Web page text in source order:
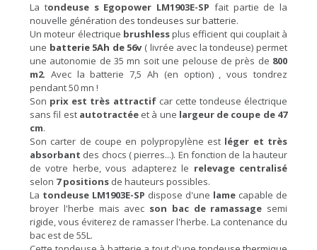
La tondeuse s Egopower LM1903E-SP fait partie de la
nouvelle génération des tondeuses sur batterie.
Un moteur électrique brushlessplus efficient qui couplait à
une batterie 5Ah de 56v( livrée avec la tondeuse) permet
une autonomie de 35 mn soit une pelouse de près de 800
m2. Avec la batterie 7,5 Ah (en option) , vous tondrez
pendant 50 mn !
Son prix est très attractifcar cette tondeuse électrique
sans fil est autotractéeet à une largeur de coupe de 47
cm.
Son carter de coupe en polypropylène est léger et très
absorbant des chocs ( pierres...). En fonction de la hauteur
de votre herbe, vous adapterez le relevage centralisé
selon 7 positions de hauteurs possibles.
La tondeuse LM1903E-SP dispose d'une lame capable de
broyer l'herbe mais avec son bac de ramassage semi
rigide, vous éviterez de ramasser l'herbe. La contenance du
bac est de 55L.